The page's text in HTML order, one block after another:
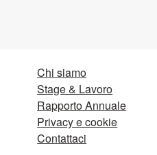
Chi siamo
Stage & Lavoro
Rapporto Annuale
Privacy e cookie
Contattaci